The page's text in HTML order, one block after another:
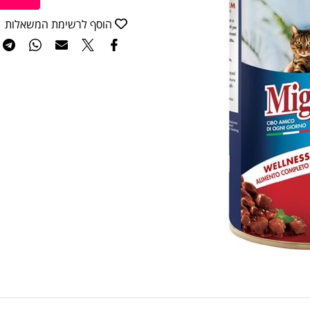
הוסף לרשימת המשאלות